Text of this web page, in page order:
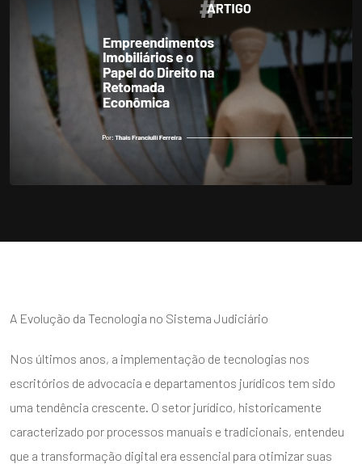
A Evolução da Tecnologia no Sistema Judiciário
Nos últimos anos, a implementação de tecnologias nos
escritórios de advocacia e departamentos jurídicos tem sido
uma tendência crescente. O setor jurídico, historicamente
caracterizado por processos manuais e tradicionais, entendeu
que a transformação digital era essencial para otimizar suas